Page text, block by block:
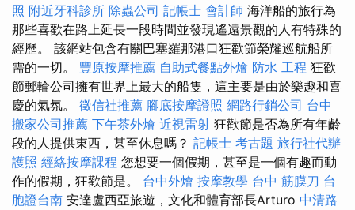
照 附近牙科診所 除蟲公司 記帳士 會計師 海洋船的旅行為
那些喜歡在路上延長一段時間並發現遙遠景觀的人有特殊的
經歷。 該網站包含有關巴塞羅那港口狂歡節榮耀巡航船所
需的一切。 豐原按摩推薦 自助式餐點外燴 防水 工程 狂歡
節郵輪​​公司擁有世界上最大的船隻，這主要是由於樂趣和喜
慶的氣氛。 徵信社推薦 腳底按摩證照 網路行銷公司 台中
搬家公司推薦 下午茶外燴 近視雷射 狂歡節是否為所有年齡
段的人提供東西，甚至休息嗎？ 記帳士 考古題 旅行社代辦
護照 經絡按摩課程 您想要一個假期，甚至是一個有趣而動
作的假期，狂歡節是。 台中外燴 按摩教學 台中 筋膜刀 台
胞證台南 安達盧西亞旅遊，文化和體育部長Arturo 中清路